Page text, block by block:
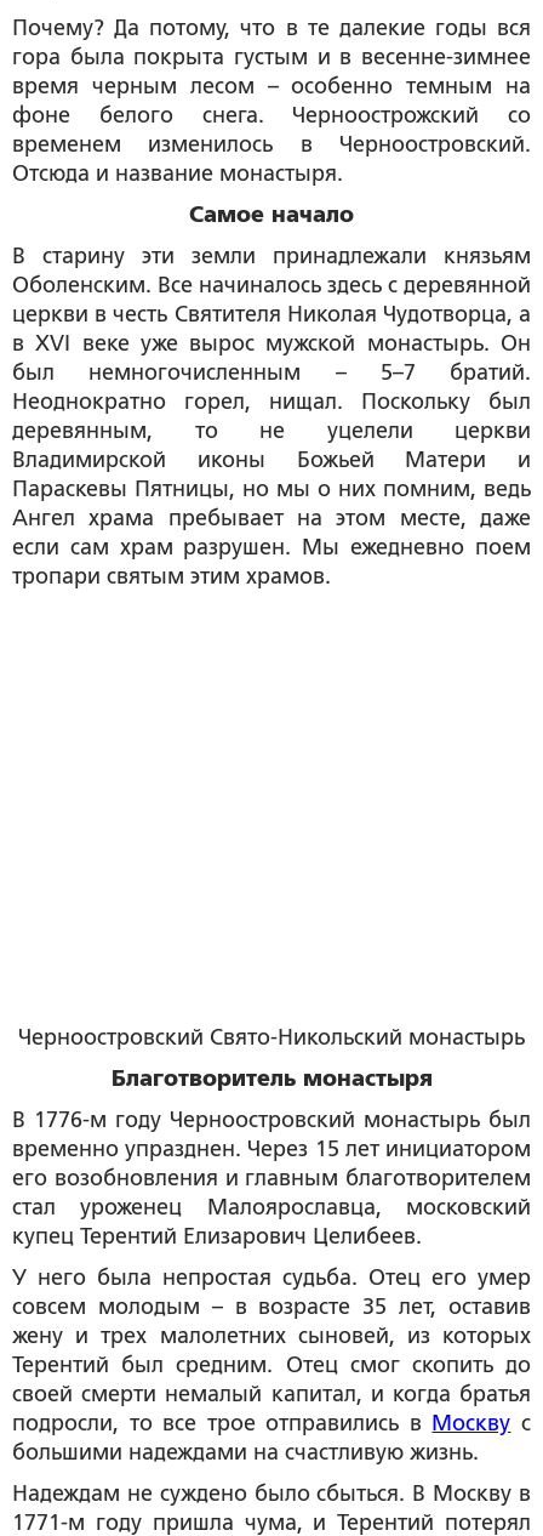
Почему? Да потому, что в те далекие годы вся
гора была покрыта густым и в весенне-зимнее
время черным лесом – особенно темным на
фоне белого снега. Черноострожский со
временем изменилось в Черноостровский.
Отсюда и название монастыря.
Самое начало
В старину эти земли принадлежали князьям
Оболенским. Все начиналось здесь с деревянной
церкви в честь Святителя Николая Чудотворца, а
в XVI веке уже вырос мужской монастырь. Он
был немногочисленным – 5–7 братий.
Неоднократно горел, нищал. Поскольку был
деревянным, то не уцелели церкви
Владимирской иконы Божьей Матери и
Параскевы Пятницы, но мы о них помним, ведь
Ангел храма пребывает на этом месте, даже
если сам храм разрушен. Мы ежедневно поем
тропари святым этим храмов.
Черноостровский Свято-Никольский монастырь
Благотворитель монастыря
В 1776-м году Черноостровский монастырь был
временно упразднен. Через 15 лет инициатором
его возобновления и главным благотворителем
стал уроженец Малоярославца, московский
купец Терентий Елизарович Целибеев.
У него была непростая судьба. Отец его умер
совсем молодым – в возрасте 35 лет, оставив
жену и трех малолетних сыновей, из которых
Терентий был средним. Отец смог скопить до
своей смерти немалый капитал, и когда братья
подросли, то все трое отправились в Москву с
большими надеждами на счастливую жизнь.
Надеждам не суждено было сбыться. В Москву в
1771-м году пришла чума, и Терентий потерял